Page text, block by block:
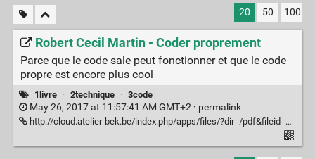
20 50 100
Robert Cecil Martin - Coder proprement
Parce que le code sale peut fonctionner et que le code
propre est encore plus cool
1livre · 2technique · 3code
May 26, 2017 at 11:57:41 AM GMT+2 · permalink
http://cloud.atelier-bek.be/index.php/apps/files/?dir=/pdf&fileid=3858#pdfviewer